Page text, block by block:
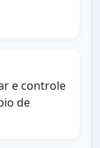
e controle
de